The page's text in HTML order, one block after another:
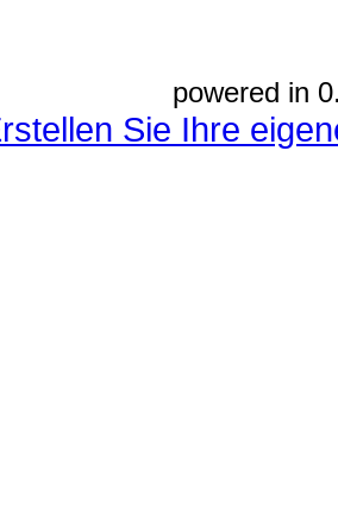
powered in
Sie Ihre